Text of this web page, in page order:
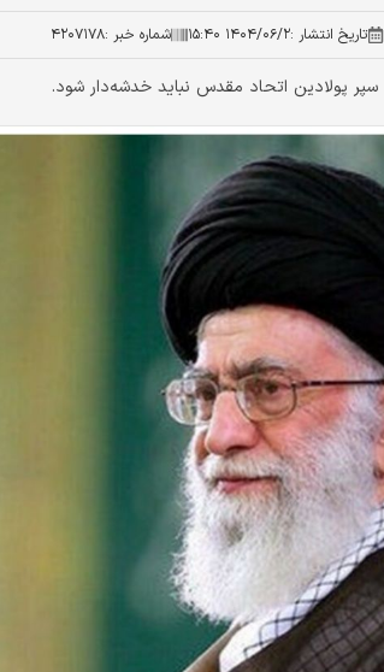
تاریخ انتشار :۱۴۰۴/۰۶/۲ ۱۵:۴۰ شماره خبر :۴۲۰۷۱۷۸
سپر پولادین اتحاد مقدس نباید خدشه‌دار شود.